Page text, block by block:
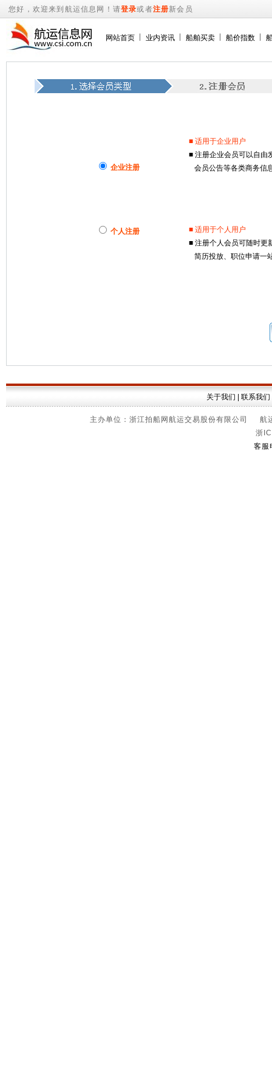
您好，欢迎来到航运信息网！请登录或者注册新会员
网站首页 业内资讯 船舶买卖 船价指数
企业注册
个人注册
■ 适用于企业用户
■ 注册企业会员可以自由
会员公告等各类商务信
■ 适用于个人用户
■ 注册个人会员可随时更
简历投放、职位申请一
关于我们 联系我们
主办单位：浙江拍船网航运交易股份有限公司
浙
客服